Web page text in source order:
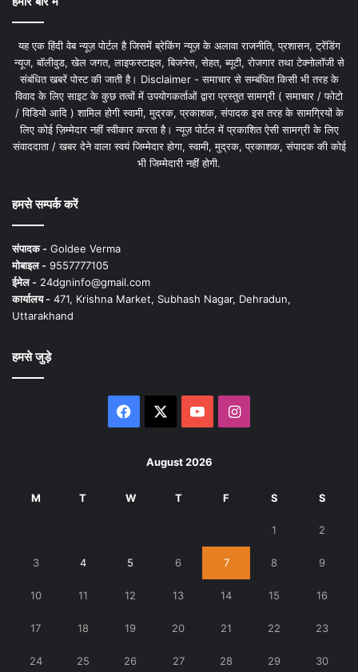
यह एक हिंदी वेब न्यूज़ पोर्टल है जिसमें ब्रेकिंग न्यूज़ के अलावा राजनीति, प्रशासन, ट्रेंडिंग
न्यूज, बॉलीवुड, खेल जगत, लाइफस्टाइल, बिजनेस, सेहत, ब्यूटी, रोजगार तथा टेक्नोलॉजी से
संबंधित खबरें पोस्ट की जाती है। Disclaimer - समाचार से सम्बंधित किसी भी तरह के
विवाद के लिए साइट के कुछ तत्वों में उपयोगकर्ताओं द्वारा प्रस्तुत सामग्री ( समाचार / फोटो
/ विडियो आदि ) शामिल होगी स्वामी, मुद्रक, प्रकाशक, संपादक इस तरह के सामग्रियों के
लिए कोई ज़िम्मेदार नहीं स्वीकार करता है। न्यूज़ पोर्टल में प्रकाशित ऐसी सामग्री के लिए
संवाददाता / खबर देने वाला स्वयं जिम्मेदार होगा, स्वामी, मुद्रक, प्रकाशक, संपादक की कोई
भी जिम्मेदारी नहीं होगी.
हमसे सम्पर्क करें
संपादक - Goldee Verma
मोबाइल - 9557777105
ईमेल - 24dgninfo@gmail.com
कार्यालय - 471, Krishna Market, Subhash Nagar, Dehradun,
Uttarakhand
हमसे जुड़े
Facebook YouTubeInstagram
August 2026
M T W T F S S
1 2
3 4 5 6 7 8 9
10 11 12 13 14 15 16
17 18 19 20 21 22 23
24 25 26 27 28 29 30